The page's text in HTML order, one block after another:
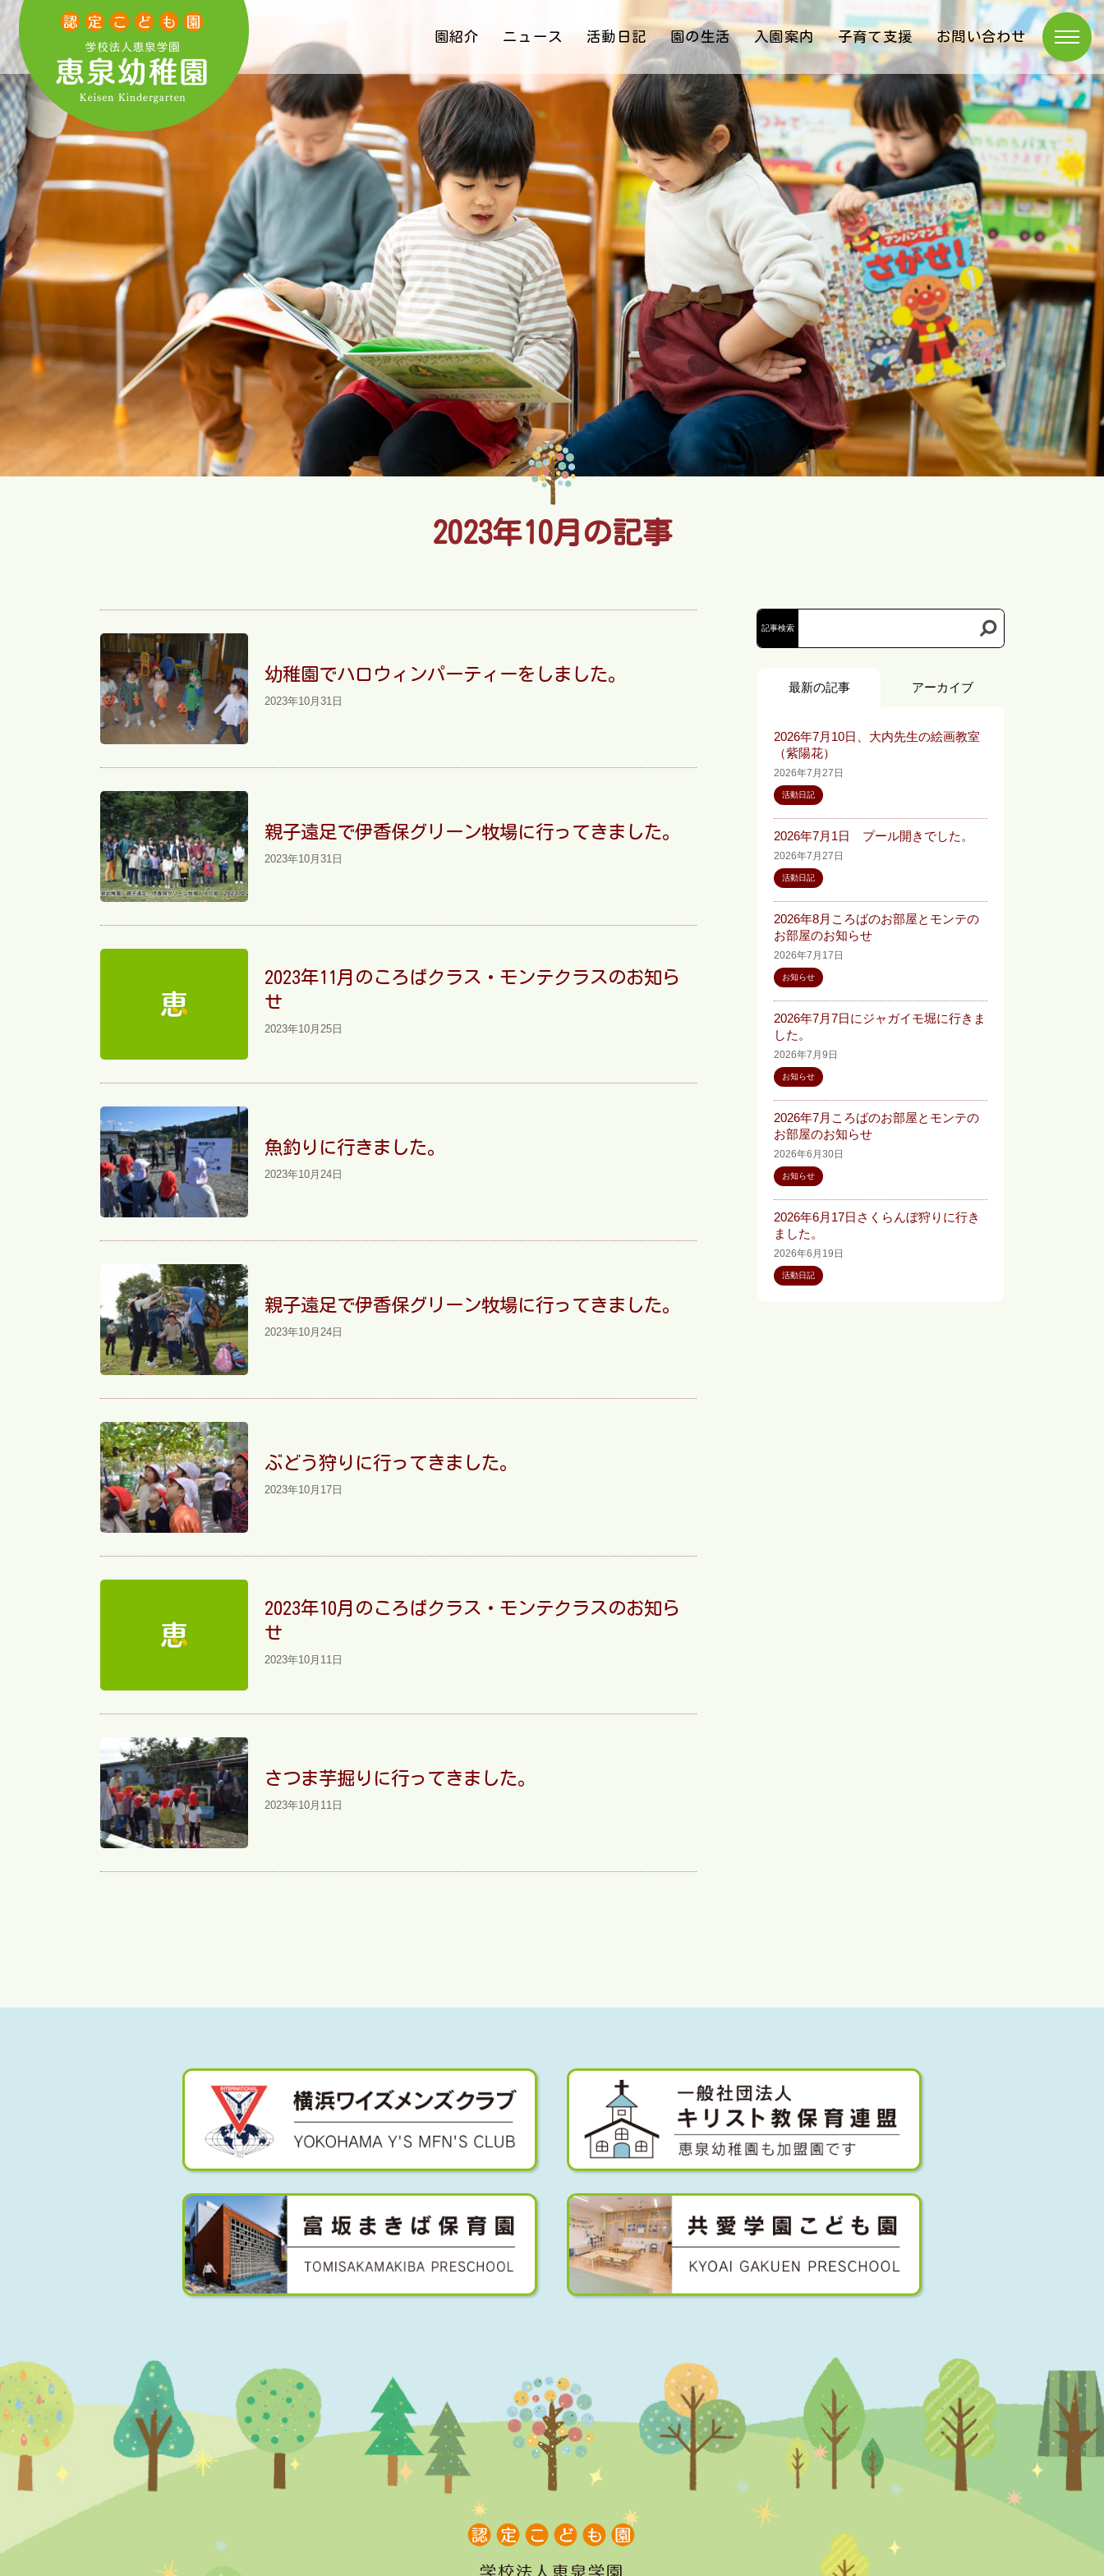
園紹介 ニュース 活動日記 園の生活 入園案内 子育て支援 お問い合わせ
トップページ
園紹介
ニュース
活動日記
園の生活
入園案内
子育て支援
お問い合わせ
2023年10月の記事
幼稚園でハロウィンパーティーをしました。
2023年10月31日
親子遠足で伊香保グリーン牧場に行ってきました。
2023年10月31日
2023年11月のころばクラス・モンテクラスのお知ら
せ
2023年10月25日
魚釣りに行きました。
2023年10月24日
親子遠足で伊香保グリーン牧場に行ってきました。
2023年10月24日
ぶどう狩りに行ってきました。
2023年10月17日
2023年10月のころばクラス・モンテクラスのお知ら
せ
2023年10月11日
さつま芋掘りに行ってきました。
2023年10月11日
記事検索
最新の記事 アーカイブ
2026年7月10日、大内先生の絵画教室
（紫陽花）
2026年7月27日
活動日記
2026年7月1日 プール開きでした。
2026年7月27日
活動日記
2026年8月ころばのお部屋とモンテの
お部屋のお知らせ
2026年7月17日
お知らせ
2026年7月7日にジャガイモ堀に行きま
した。
2026年7月9日
お知らせ
2026年7月ころばのお部屋とモンテの
お部屋のお知らせ
2026年6月30日
お知らせ
2026年6月17日さくらんぼ狩りに行き
ました。
2026年6月19日
活動日記